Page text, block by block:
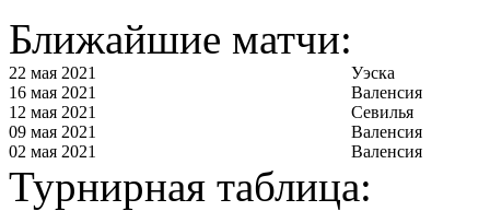
Ближайшие матчи:
22 мая 2021
Уэска
16 мая 2021
Валенсия
12 мая 2021
Севилья
09 мая 2021
Валенсия
02 мая 2021
Валенсия
Турнирная таблица: